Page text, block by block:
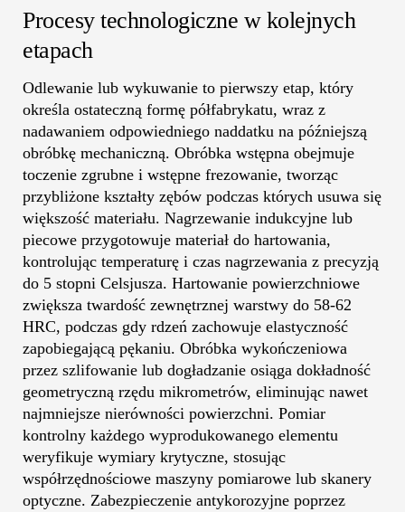
Procesy technologiczne w kolejnych
etapach
Odlewanie lub wykuwanie to pierwszy etap, który
określa ostateczną formę półfabrykatu, wraz z
nadawaniem odpowiedniego naddatku na późniejszą
obróbkę mechaniczną. Obróbka wstępna obejmuje
toczenie zgrubne i wstępne frezowanie, tworząc
przybliżone kształty zębów podczas których usuwa się
większość materiału. Nagrzewanie indukcyjne lub
piecowe przygotowuje materiał do hartowania,
kontrolując temperaturę i czas nagrzewania z precyzją
do 5 stopni Celsjusza. Hartowanie powierzchniowe
zwiększa twardość zewnętrznej warstwy do 58-62
HRC, podczas gdy rdzeń zachowuje elastyczność
zapobiegającą pękaniu. Obróbka wykończeniowa
przez szlifowanie lub dogładzanie osiąga dokładność
geometryczną rzędu mikrometrów, eliminując nawet
najmniejsze nierówności powierzchni. Pomiar
kontrolny każdego wyprodukowanego elementu
weryfikuje wymiary krytyczne, stosując
współrzędnościowe maszyny pomiarowe lub skanery
optyczne. Zabezpieczenie antykorozyjne poprzez